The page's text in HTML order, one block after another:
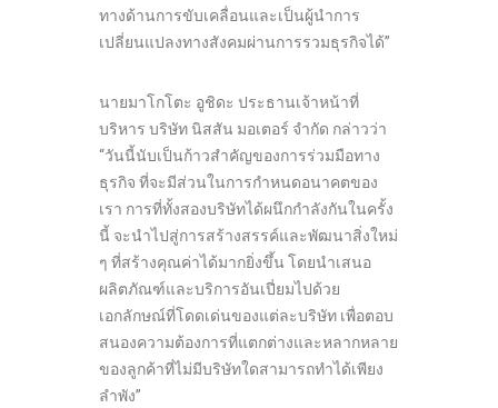
ทางด้านการขับเคลื่อนและเป็นผู้นำการ
เปลี่ยนแปลงทางสังคมผ่านการรวมธุรกิจได้”
นายมาโกโตะ อูชิดะ ประธานเจ้าหน้าที่
บริหาร บริษัท นิสสัน มอเตอร์ จำกัด กล่าวว่า
“วันนี้นับเป็นก้าวสำคัญของการร่วมมือทาง
ธุรกิจ ที่จะมีส่วนในการกำหนดอนาคตของ
เรา การที่ทั้งสองบริษัทได้ผนึกกำลังกันในครั้ง
นี้ จะนำไปสู่การสร้างสรรค์และพัฒนาสิ่งใหม่
ๆ ที่สร้างคุณค่าได้มากยิ่งขึ้น โดยนำเสนอ
ผลิตภัณฑ์และบริการอันเปี่ยมไปด้วย
เอกลักษณ์ที่โดดเด่นของแต่ละบริษัท เพื่อตอบ
สนองความต้องการที่แตกต่างและหลากหลาย
ของลูกค้าที่ไม่มีบริษัทใดสามารถทำได้เพียง
ลำพัง”